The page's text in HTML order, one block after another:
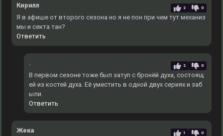
Кирилл 2 0
Я в афише от второго сезона но я не пон при чем тут механиз
мы и секта тан?
Ответить
. 2 0
В первом сезоне тоже был затуп с бронёй духа, состоящ
ей из костей духа. Еë уместить в одной двух сериях и заб
ыли.
Ответить
Жека 1 0